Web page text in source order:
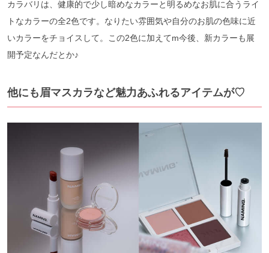
カラバリは、健康的で少し暗めなカラーと明るめなお肌に合うライ
トなカラーの全2色です。なりたい雰囲気や自分のお肌の色味に近
いカラーをチョイスして。この2色に加えてm今後、新カラーも展
開予定なんだとか♪
他にも眉マスカラなど魅力あふれるアイテムが♡